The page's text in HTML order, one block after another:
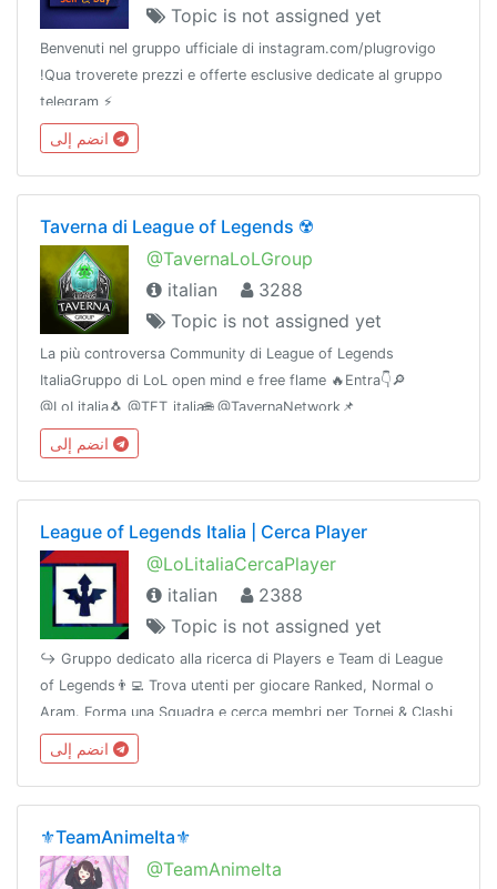
Topic is not assigned yet
Benvenuti nel gruppo ufficiale di instagram.com/plugrovigo
!Qua troverete prezzi e offerte esclusive dedicate al gruppo
telegram ⚡️
Taverna di League of Legends ☢️
@TavernaLoLGroup
italian
3288
Topic is not assigned yet
La più controversa Community di League of Legends
ItaliaGruppo di LoL open mind e free flame 🔥Entra👇🔎
@LoLitalia🐧 @TFT_italia🌐 @TavernaNetwork📌
@TavernaBacheca🎧 Discord: https://discord.gg/KkhxZPX🔰
Network: @gamingitaliangroup
League of Legends Italia | Cerca Player
@LoLitaliaCercaPlayer
italian
2388
Topic is not assigned yet
↪️ Gruppo dedicato alla ricerca di Players e Team di League
of Legends👨‍💻 Trova utenti per giocare Ranked, Normal o
Aram. Forma una Squadra e cerca membri per Tornei & Clashℹ
fb.com/groups/LeagueofLegendsItaly☢ @TavernaLoLGroup 🌐
@TavernaNetwork
⚜️TeamAnimeIta⚜️
@TeamAnimeIta